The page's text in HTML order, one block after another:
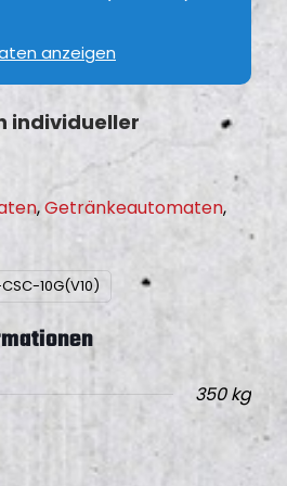
anzeigen
individueller
,Getränkeautomaten,
10G(V10)
350 kg